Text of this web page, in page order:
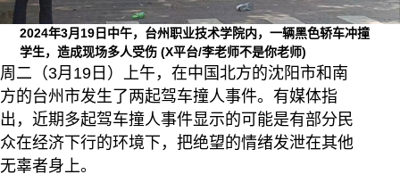
2024年3月19日中午，台州职业技术学院内，一辆黑色轿车冲撞
学生，造成现场多人受伤(X平台/李老师不是你老师)
周二（3月19日）上午，在中国北方的沈阳市和南
方的台州市发生了两起驾车撞人事件。有媒体指
出，近期多起驾车撞人事件显示的可能是有部分民
众在经济下行的环境下，把绝望的情绪发泄在其他
无辜者身上。